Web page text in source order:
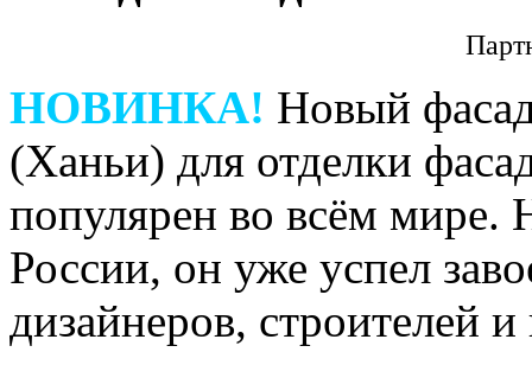
НОВИНКА! Новый
(Ханьи) для отделки
популярен во всём мире.
России, он уже успел
дизайнеров, строителей